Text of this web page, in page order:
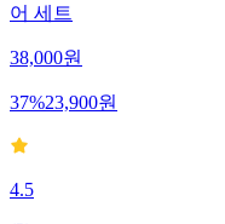
어 세트
38,000원
37%23,900원
4.5